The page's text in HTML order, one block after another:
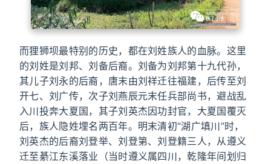
而狸狮坝最特别的历史，都在刘姓族人的血脉。这里
的刘姓是刘邦、刘备后裔。刘备为刘邦第十九代孙，
其儿子刘永的后裔，唐末由刘祥迁往福建，后传至刘
开七、刘广传，次子刘燕辰元末任兵部尚书，避战乱
入川投奔大夏国，其子刘英杰因功封官，大夏国覆灭
后，族人隐姓埋名两百年。明末清初“湖广填川”时，
刘英杰的后裔刘登举、刘登第、刘登籍三人，从遵义
迁至綦江东溪落业（当时遵义属四川，乾隆年间划归